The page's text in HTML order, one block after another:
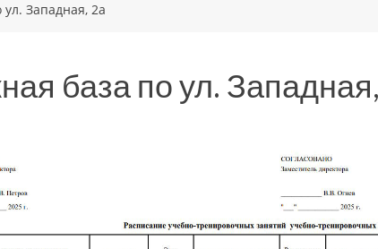
Западная, 2а
база по ул.